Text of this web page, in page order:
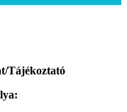
Tájékoztató